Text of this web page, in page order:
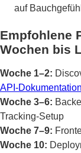
auf Bauchgefühl
Empfohlene
Wochen bis
Woche 1–2:
API-Dokumentation
Woche 3–6:
Tracking-Setup
Woche 7–9:
Woche 10: